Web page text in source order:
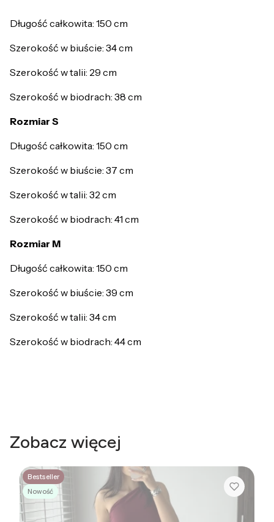
Długość całkowita: 150 cm
Szerokość w biuście: 34 cm
Szerokość w talii: 29 cm
Szerokość w biodrach: 38 cm
Rozmiar S
Długość całkowita: 150 cm
Szerokość w biuście: 37 cm
Szerokość w talii: 32 cm
Szerokość w biodrach: 41 cm
Rozmiar M
Długość całkowita: 150 cm
Szerokość w biuście: 39 cm
Szerokość w talii: 34 cm
Szerokość w biodrach: 44 cm
Zobacz więcej
Bestseller
Nowość